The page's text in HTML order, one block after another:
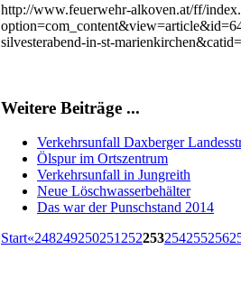
http://www.feuerwehr-alkoven.at/ff/
silvesterabend-in-st-
Weitere Beiträge ...
Verkehrsunfall Daxberger
Ölspur im Ortszentrum
Verkehrsunfall in Jungreith
Neue Löschwasserbehälter
Das war der Punschstand 2014
Start«248249250251 252253254255256